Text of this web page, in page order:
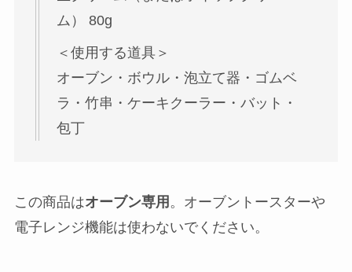
ム） 80g
＜使用する道具＞
オーブン・ボウル・泡立て器・ゴムベ
ラ・竹串・ケーキクーラー・バット・
包丁
この商品はオーブン専用 。オーブントースターや
電子レンジ機能は使わないでください。